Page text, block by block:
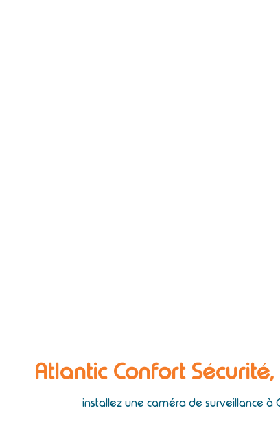
Atlantic Confort Sécurité,
installez une caméra de surveillance à